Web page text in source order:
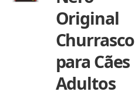
Original
Churrasco
para Cães
Adultos